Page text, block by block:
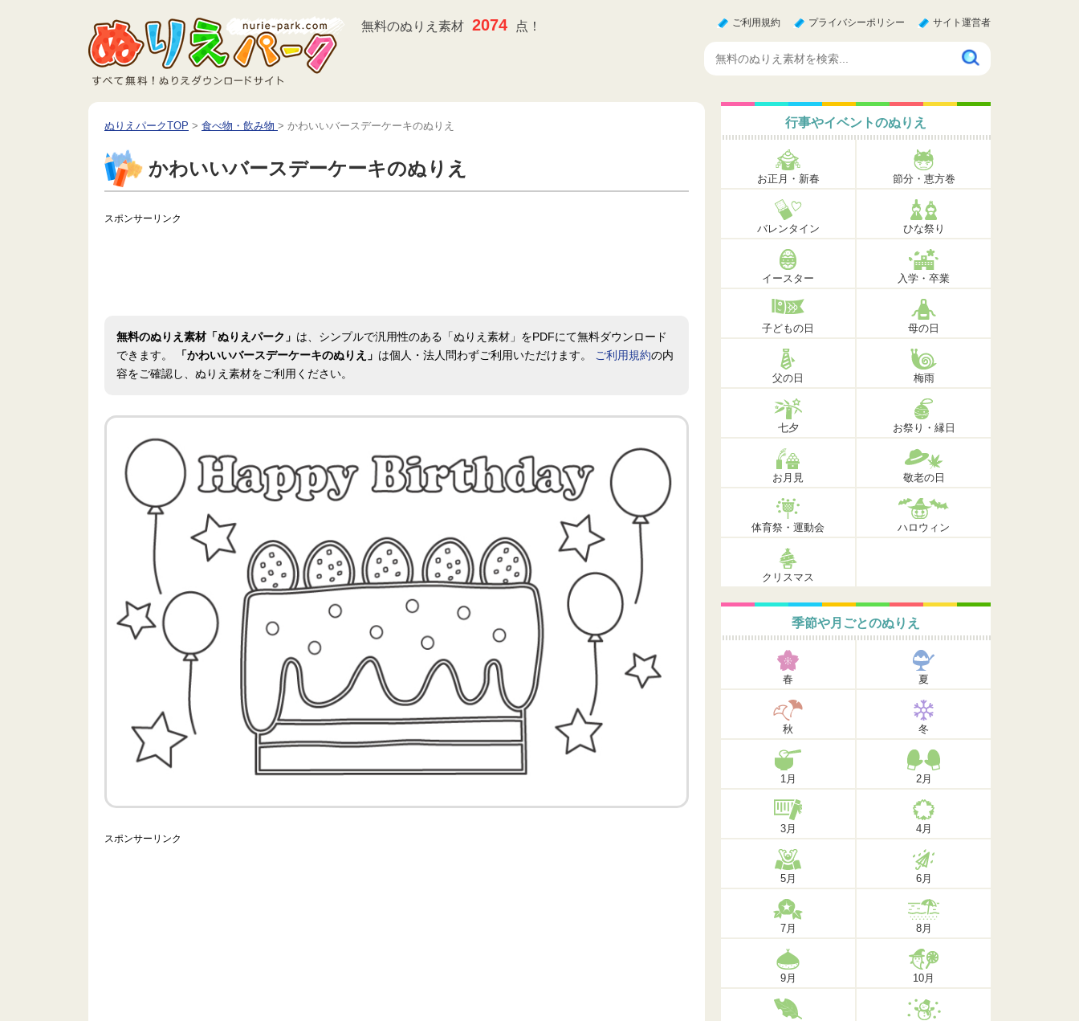
無料のぬりえ素材 2074 点！ ご利用規約 プライバシーポリシー サイト運営者
ぬりえパークTOP > 食べ物・飲み物 > かわいいバースデーケーキのぬりえ
かわいいバースデーケーキのぬりえ
スポンサーリンク
無料のぬりえ素材「ぬりえパーク」 は、シンプルで汎用性のある「ぬりえ素材」をPDFにて無料ダウンロード
できます。
「かわいいバースデーケーキのぬりえ」 は個人・法人問わずご利用いただけます。 ご利用規約の内
容をご確認し、ぬりえ素材をご利用ください。
スポンサーリンク
行事やイベントのぬりえ
お正月・新春 節分・恵方巻
バレンタイン ひな祭り
イースター 入学・卒業
子どもの日 母の日
父の日 梅雨
七夕 お祭り・縁日
お月見 敬老の日
体育祭・運動会 ハロウィン
クリスマス
季節や月ごとのぬりえ
春 夏
秋 冬
1月 2月
3月 4月
5月 6月
7月 8月
9月 10月